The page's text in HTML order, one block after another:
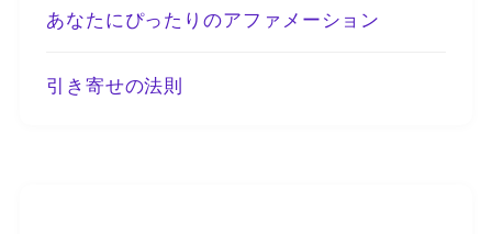
あなたにぴったりのアファメーション
引き寄せの法則